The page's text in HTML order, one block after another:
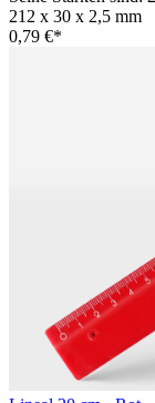
212 x 30 x 2,5 mm
0,79 €*